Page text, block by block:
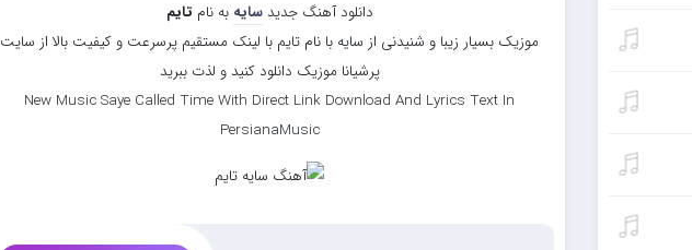
دانلود آهنگ جدیدسایه به نام تایم
موزیک بسیار زیبا و شنیدنی از سایه با نام تایم با لینک مستقیم پرسرعت و کیفیت بالا از سایت
پرشیانا موزیک دانلود کنید و لذت ببرید
New Music Saye Called Time With Direct Link Download And Lyrics Text In
PersianaMusic